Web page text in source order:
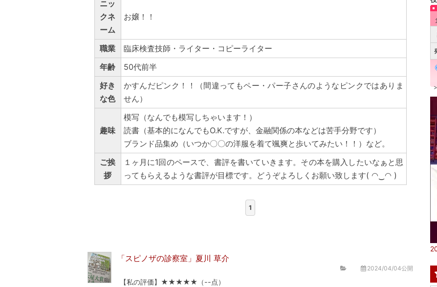
ニッ
クネ
ーム
お嬢！！
職業
臨床検査技師・ライター・コピーライター
年齢
50代前半
好き
な色
かすんだピンク！！（間違ってもペー・パー子さんのようなピンクではありま
せん）
趣味
模写（なんでも模写しちゃいます！）
読書（基本的になんでもO.K.ですが、金融関係の本などは苦手分野です）
ブランド品集め（いつか〇〇の洋服を着て颯爽と歩いてみたい！！）など。
ご挨
拶
１ヶ月に1回のペースで、書評を書いていきます。その本を購入したいなぁと思
ってもらえるような書評が目標です。どうぞよろしくお願い致します( ◠‿◠ )
1
「スピノザの診察室」夏川 草介
2024/04/04公開
【私の評価】★★★★★（--点）